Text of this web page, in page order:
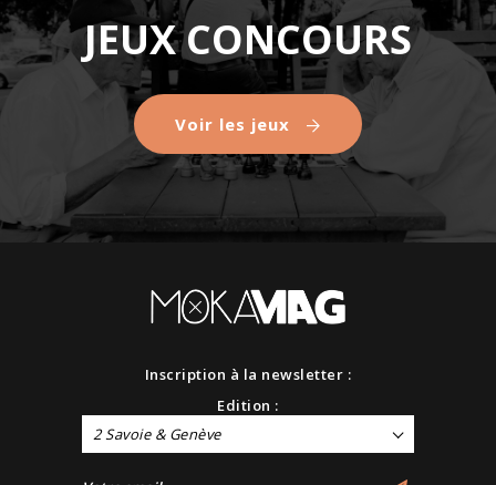
JEUX CONCOURS
Voir les jeux
Inscription à la newsletter :
Edition :
2 Savoie & Genève